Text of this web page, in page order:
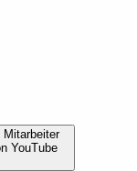
Mitarbeiter
YouTube